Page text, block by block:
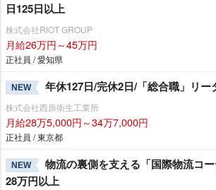
日125日以上
株式会社RIOT GROUP
月給26万円～45万円
正社員 / 愛知県
NEW 年休127日/完休2日/「総合職」リー
株式会社西原衛生工業所
月給28万5,000円～34万7,000円
正社員 / 東京都
NEW
物流の裏側を支える「国際物流コ
28万円以上